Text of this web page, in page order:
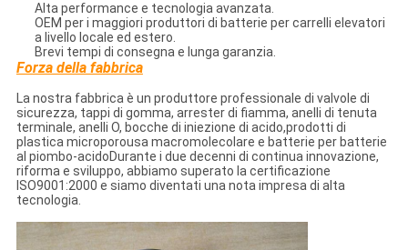
Alta performance e tecnologia avanzata.
OEM per i maggiori produttori di batterie per carrelli elevatori
a livello locale ed estero.
Brevi tempi di consegna e lunga garanzia.
Forza della fabbrica
La nostra fabbrica è un produttore professionale di valvole di
sicurezza, tappi di gomma, arrester di fiamma, anelli di tenuta
terminale, anelli O, bocche di iniezione di acido,prodotti di
plastica microporousa macromolecolare e batterie per batterie
al piombo-acidoDurante i due decenni di continua innovazione,
riforma e sviluppo, abbiamo superato la certificazione
ISO9001:2000 e siamo diventati una nota impresa di alta
tecnologia.